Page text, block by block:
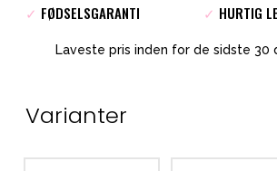
✓ FØDSELSGARANTI ✓ HURTIG
Laveste pris inden for de sidste 30
Varianter